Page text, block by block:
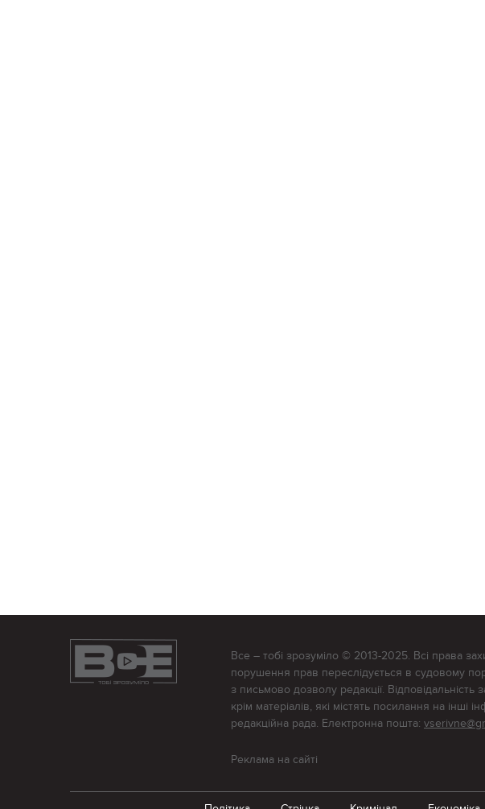
Все – тобі зрозуміло © 2013-2025. Всі права
порушення прав переслідується в судовому
з письмово дозволу редакції. Відповідальність
крім матеріалів, які містять посилання на інші
редакційна рада. Електронна пошта:
Реклама на сайті